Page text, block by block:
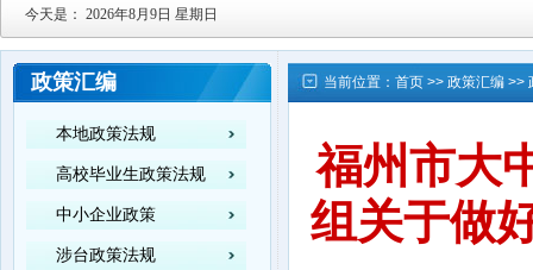
今天是： 2026年8月9日 星期日
政策汇编
本地政策法规
高校毕业生政策法规
中小企业政策
涉台政策法规
当前位置： 首页 >> 政策汇编 >>
福州市大
组关于做